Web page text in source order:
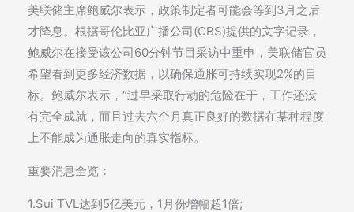
美联储主席鲍威尔表示，政策制定者可能会等到3月之后
才降息。根据哥伦比亚广播公司(CBS)提供的文字记录，
鲍威尔在接受该公司60分钟节目采访中重申，美联储官员
希望看到更多经济数据，以确保通胀可持续实现2%的目
标。鲍威尔表示，“过早采取行动的危险在于，工作还没
有完全成就，而且过去六个月真正良好的数据在某种程度
上不能成为通胀走向的真实指标。
重要消息全览：
1.Sui TVL达到5亿美元，1月份增幅超1倍;